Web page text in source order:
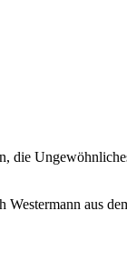
die
aus